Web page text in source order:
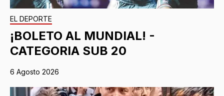
EL DEPORTE
¡BOLETO AL MUNDIAL! -
CATEGORIA SUB 20
6 Agosto 2026